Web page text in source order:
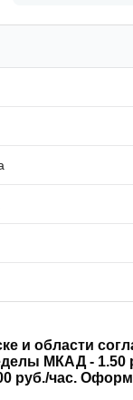
и области
МКАД - 1.50
руб./час.